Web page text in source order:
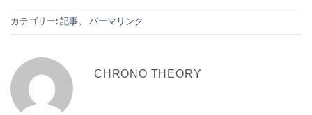
カテゴリー:記事。 パーマリンク
CHRONO THEORY